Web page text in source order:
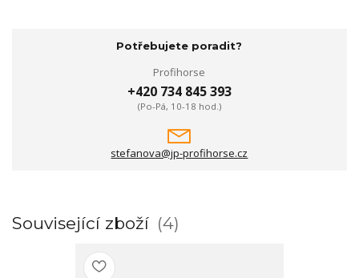
Potřebujete poradit?
Profihorse
+420 734 845 393
(Po-Pá, 10-18 hod.)
stefanova@jp-profihorse.cz
Související zboží 4